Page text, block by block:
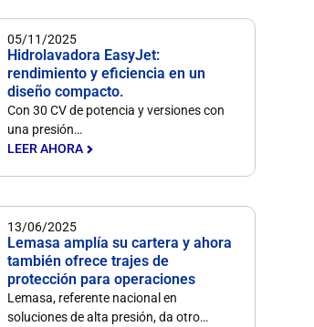
05/11/2025
Hidrolavadora EasyJet:
rendimiento y eficiencia en un
diseño compacto.
Con 30 CV de potencia y versiones con
una presión…
LEER AHORA
13/06/2025
Lemasa amplía su cartera y ahora
también ofrece trajes de
protección para operaciones
Lemasa, referente nacional en
soluciones de alta presión, da otro…